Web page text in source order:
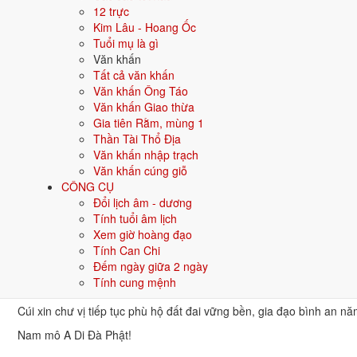
12 trực
Kim Lâu - Hoang Ốc
Tuổi mụ là gì
Văn khấn
Tất cả văn khấn
Văn khấn Ông Táo
Văn khấn Giao thừa
Gia tiên Rằm, mùng 1
Thần Tài Thổ Địa
Văn khấn nhập trạch
Văn khấn cúng giỗ
CÔNG CỤ
Đổi lịch âm - dương
Tính tuổi âm lịch
Xem giờ hoàng đạo
Tính Can Chi
Đếm ngày giữa 2 ngày
Tính cung mệnh
Nam mô A Di Đà Phật! (3 lần)
Con kính lạy Hoàng Thiên Hậu Thổ, chư vị Tôn thần.
Con kính lạy ngài Đương cảnh Thành hoàng, ngài Bản gia Thổ
Tín chủ con là: ... Ngụ tại: ...
Hôm nay là ngày ... tháng Chạp năm ..., tín chủ con thành tâm
Cúi xin chư vị Tôn thần tiếp tục phù hộ cho gia đình sang năm
Chúng con lễ bạc tâm thành, cúi xin chứng giám.
Nam mô A Di Đà Phật! (3 lần)
Bản ngắn gọn
Nam mô A Di Đà Phật! (3 lần)
Con lạy Thổ công, Thổ địa cai quản đất nhà con.
Hôm nay cuối năm, con thành tâm sắm lễ tạ ơn chư vị đã che chở
Cúi xin chư vị tiếp tục phù hộ đất đai vững bền, gia đạo bình an
Nam mô A Di Đà Phật!